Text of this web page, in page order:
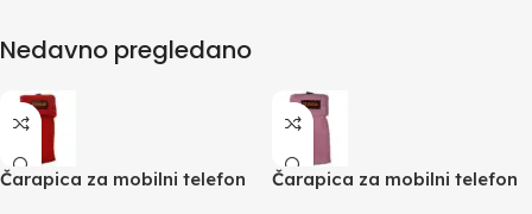
Nedavno pregledano
Čarapica za mobilni telefon
Čarapica za mobilni telefon